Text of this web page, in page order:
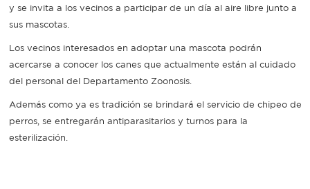
SUBE
y se invita a los vecinos a participar de un día al aire libre junto a
sus mascotas.
Los vecinos interesados en adoptar una mascota podrán
acercarse a conocer los canes que actualmente están al cuidado
del personal del Departamento Zoonosis.
Además como ya es tradición se brindará el servicio de chipeo de
perros, se entregarán antiparasitarios y turnos para la
esterilización.